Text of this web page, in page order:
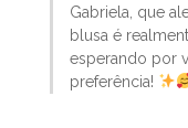
Gabriela, que
blusa é
esperando por
preferência!